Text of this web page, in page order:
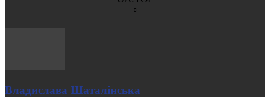
Владислава Шаталінська